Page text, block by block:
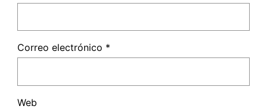
Correo electrónico *
Web